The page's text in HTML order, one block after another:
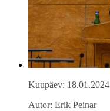
Kuupäev: 18.01.2024
Autor: Erik Peinar